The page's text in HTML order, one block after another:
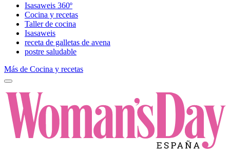
Isasaweis 360º
Cocina y recetas
Taller de cocina
Isasaweis
receta de galletas de avena
postre saludable
Más de Cocina y recetas